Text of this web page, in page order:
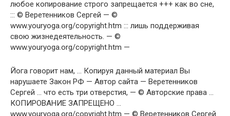
любое копирование строго запрещается +++ как во сне,
::: © Веретенников Сергей — ©
www.youryoga.org/copyright.htm ::: лишь поддерживая
свою жизнедеятельность. — ©
www.youryoga.org/copyright.htm —
Йога говорит нам, … Копируя данный материал Вы
нарушаете Закон РФ — Автор сайта — Веретенников
Сергей … что есть три отверстия, — © Авторские права …
КОПИРОВАНИЕ ЗАПРЕЩЕНО …
www.youryoga.org/copyright.htm — © Веретенников Сергей